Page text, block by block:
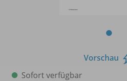
Vorschau
Sofort verfügbar